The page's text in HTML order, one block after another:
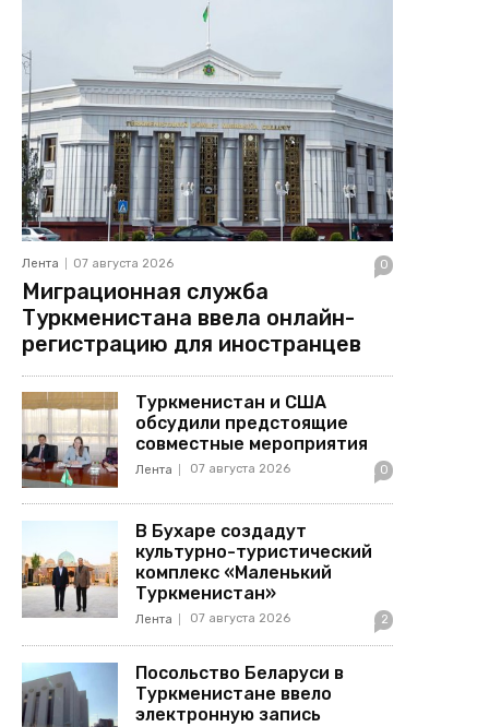
Лента 07 августа 2026 0
Миграционная служба
Туркменистана ввела онлайн-
регистрацию для иностранцев
Туркменистан и США
обсудили предстоящие
совместные мероприятия
Лента 07 августа 2026 0
В Бухаре создадут
культурно-туристический
комплекс «Маленький
Туркменистан»
Лента 07 августа 2026 2
Посольство Беларуси в
Туркменистане ввело
электронную запись